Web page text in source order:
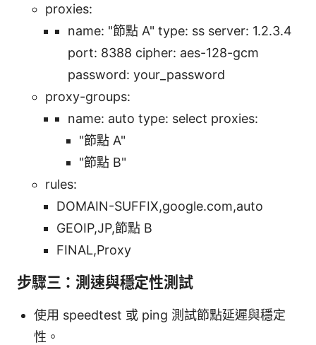
proxies:
name: "節點 A" type: ss server: 1.2.3.4
port: 8388 cipher: aes-128-gcm
password: your_password
proxy-groups:
name: auto type: select proxies:
"節點 A"
"節點 B"
rules:
DOMAIN-SUFFIX,google.com,auto
GEOIP,JP,節點 B
FINAL,Proxy
步驟三：測速與穩定性測試
使用 speedtest 或 ping 測試節點延遲與穩定
性。